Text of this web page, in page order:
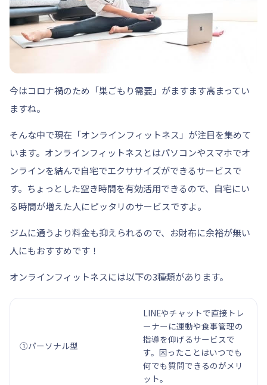
今はコロナ禍のため 「巣ごもり需要」 がますます高まってい
ますね。
そんな中で現在 「オンラインフィットネス」 が注目を集めて
います。オンラインフィットネスとはパソコンやスマホでオ
ンラインを結んで自宅でエクササイズができるサービスで
す。ちょっとした空き時間を有効活用できるので、自宅にい
る時間が増えた人にピッタリのサービスですよ。
ジムに通うより料金も抑えられるので、お財布に余裕が無い
人にもおすすめです！
オンラインフィットネスには以下の3種類があります。
①パーソナル型
LINEやチャットで直接トレ
ーナーに運動や食事管理の
指導を仰げるサービスで
す。困ったことはいつでも
何でも質問できるのがメリ
ット。